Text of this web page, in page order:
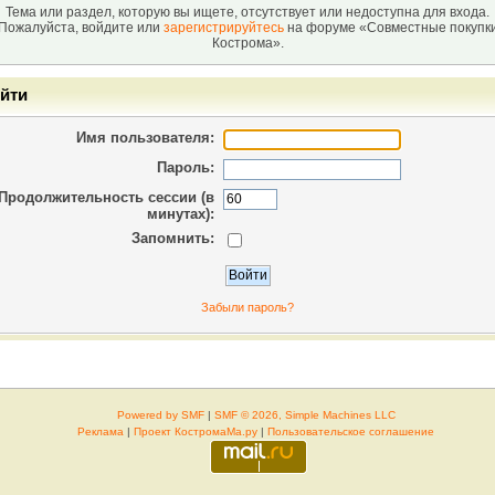
Тема или раздел, которую вы ищете, отсутствует или недоступна для входа.
войдите или зарегистрируйтесьна форуме «Совместные
Кострома».
Имя пользователя:
Пароль:
сессии (в
минутах):
Запомнить:
Забыли пароль?
Powered by SMF| SMF © 2026, Simple Machines LLC
Реклама | Проект КостромаМа.ру | Пользовательское соглашение